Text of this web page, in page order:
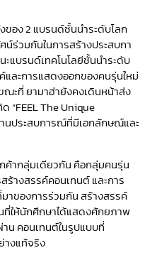
อง 2 แบรนด์ชั้นนำระดับโลก
น์ร่วมกันในการสร้างประสบกา
แบรนด์เทคโนโลยีชั้นนำระดับ
ละการแสดงออกของคนรุ่นใหม่
ะที่ ยามาฮ่ายังคงเดินหน้าส่ง
“FEEL The Unique
นประสบการณ์ที่มีเอกลักษณ์และ
ากลุ่มเดียวกัน คือกลุ่มคนรุ่น
ร้างสรรค์คอนเทนต์ และการ
าของการร่วมกัน สร้างสรรค์
ที่ให้นักศึกษาได้แสดงศักยภาพ
น คอนเทนต์ในรูปแบบที่
างแท้จริง